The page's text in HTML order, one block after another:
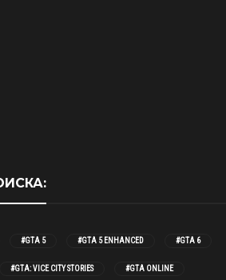
#GTA 5 #GTA 5 ENHANCED #GTA 6
#GTA: VICE CITY STORIES #GTA ONLINE